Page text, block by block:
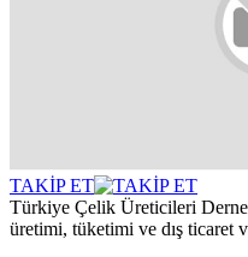
TAKİP ET
Türkiye Çelik Üreticileri
üretimi, tüketimi ve dış ticaret